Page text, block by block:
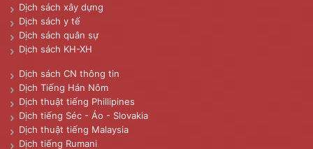
Dịch sách xây dựng
Dịch sách y tế
Dịch sách quân sự
Dịch sách KH-XH
Dịch sách CN thông tin
Dịch Tiếng Hán Nôm
Dịch thuật tiếng Phillipines
Dịch tiếng Séc - Áo - Slovakia
Dịch thuật tiếng Malaysia
Dịch tiếng Rumani